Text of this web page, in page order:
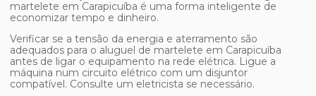
martelete em Carapicuíba é uma forma inteligente de
economizar tempo e dinheiro.
Verificar se a tensão da energia e aterramento são
adequados para o aluguel de martelete em Carapicuíba
antes de ligar o equipamento na rede elétrica. Ligue a
máquina num circuito elétrico com um disjuntor
compatível. Consulte um eletricista se necessário.